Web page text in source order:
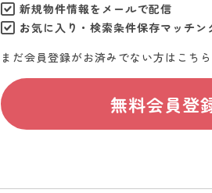
新規物件情報をメールで配信
お気に入り・検索条件保存マッチン
まだ会員登録がお済みでない方はこち
無料会員登